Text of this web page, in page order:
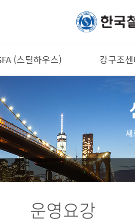
(스틸하우스)
소개
사
/자료
/영상
강구조
알림/자료
사진/영상
운영요강